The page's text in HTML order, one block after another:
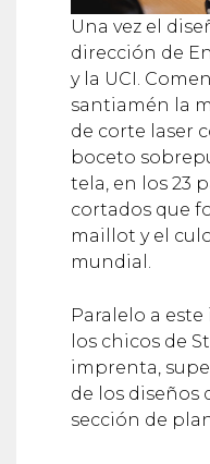
Una vez el
dirección de
y la UCI.
santiamén la
de corte laser
boceto
tela, en los 23
cortados que
maillot y el
mundial.
Paralelo a
los chicos de
imprenta,
de los diseños
sección de